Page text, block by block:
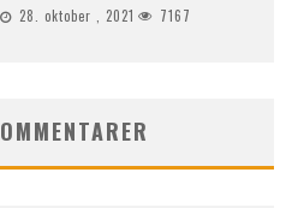
28. oktober , 2021 7167